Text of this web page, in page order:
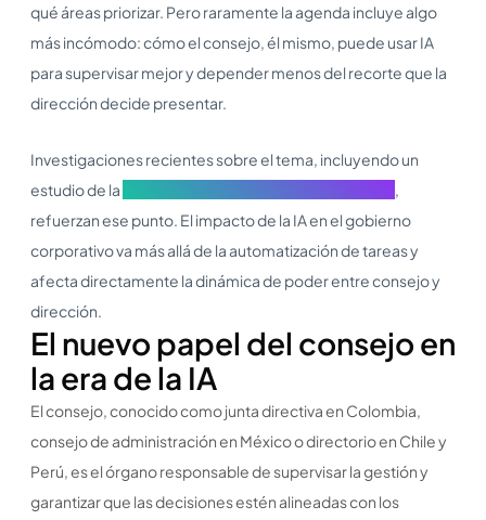
qué áreas priorizar. Pero raramente la agenda incluye algo
más incómodo: cómo el consejo, él mismo, puede usar IA
para supervisar mejor y depender menos del recorte que la
dirección decide presentar.
Investigaciones recientes sobre el tema, incluyendo un
estudio de la
,
refuerzan ese punto. El impacto de la IA en el gobierno
corporativo va más allá de la automatización de tareas y
afecta directamente la dinámica de poder entre consejo y
dirección.
El nuevo papel del consejo en
la era de la IA
El consejo, conocido como junta directiva en Colombia,
consejo de administración en México o directorio en Chile y
Perú, es el órgano responsable de supervisar la gestión y
garantizar que las decisiones estén alineadas con los